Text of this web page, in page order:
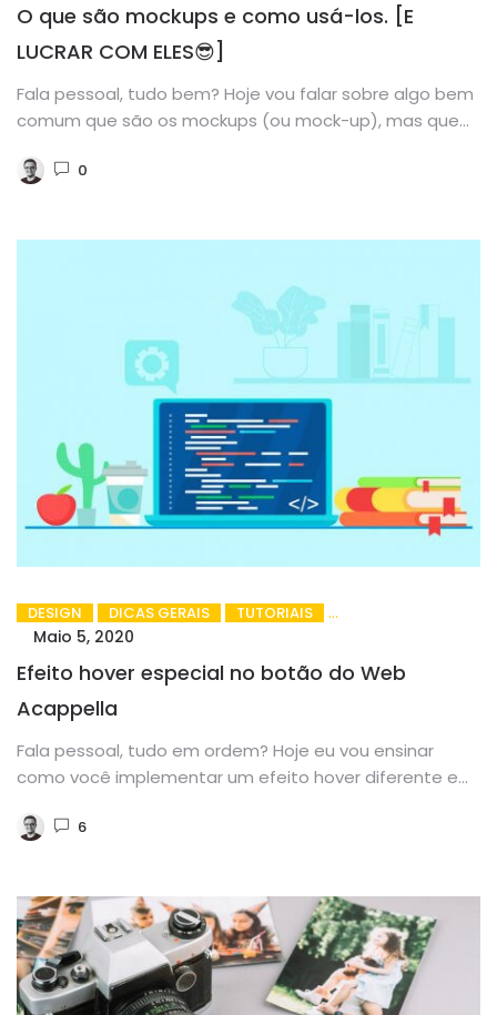
O que são mockups e como usá-los. [E
LUCRAR COM ELES😎]
Fala pessoal, tudo bem? Hoje vou falar sobre algo bem
comum que são os mockups (ou mock-up), mas que...
0
DESIGN DICAS GERAIS TUTORIAIS
Maio 5, 2020
Efeito hover especial no botão do Web
Acappella
Fala pessoal, tudo em ordem? Hoje eu vou ensinar
como você implementar um efeito hover diferente e
6